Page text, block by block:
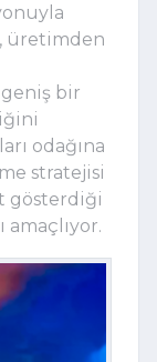
üretimden
bir
odağına
stratejisi
gösterdiği
amaçlıyor.